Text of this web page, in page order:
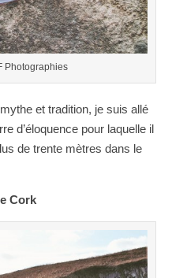
Photographies
et tradition, je suis allé
d’éloquence pour laquelle il
de trente mètres dans le
Cork